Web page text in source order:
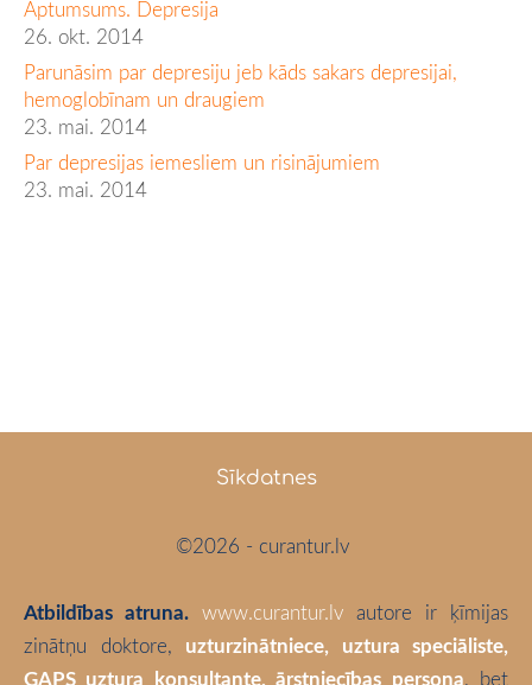
Aptumsums. Depresija
26. okt. 2014
Parunāsim par depresiju jeb kāds sakars depresijai,
hemoglobīnam un draugiem
23. mai. 2014
Par depresijas iemesliem un risinājumiem
23. mai. 2014
Sīkdatnes
©2026 - curantur.lv
Atbildības atruna. www.curantur.lv autore ir ķīmijas
zinātņu doktore, uzturzinātniece, uztura speciāliste,
GAPS uztura konsultante, ārstniecības persona, bet